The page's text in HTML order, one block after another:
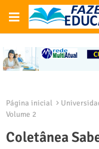
Página inicial
Volume 2
Coletânea